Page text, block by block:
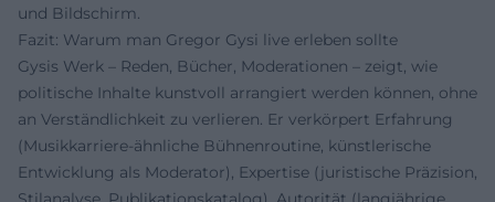
und Bildschirm.
Fazit: Warum man Gregor Gysi live erleben sollte
Gysis Werk – Reden, Bücher, Moderationen – zeigt, wie
politische Inhalte kunstvoll arrangiert werden können, ohne
an Verständlichkeit zu verlieren. Er verkörpert Erfahrung
(Musikkarriere-ähnliche Bühnenroutine, künstlerische
Entwicklung als Moderator), Expertise (juristische Präzision,